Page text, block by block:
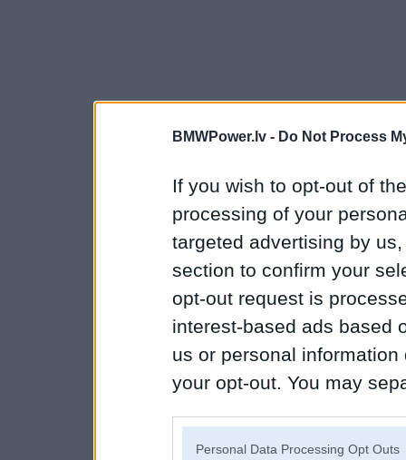
BMWPower.lv - Do Not Process
If you wish to opt-out of
processing of your
targeted advertising by
section to confirm your
opt-out request is
interest-based ads based
us or personal
your opt-out. You may
Personal Data Processing Opt Outs